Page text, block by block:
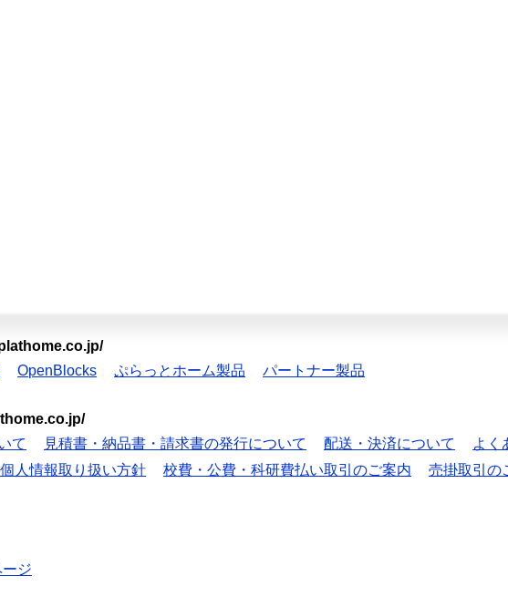
OpenBlocks ぷらっとホーム製品 パートナー製品
て 見積書・納品書・請求書の発行について 配送・決済について
よく
個人情報取り扱い方針 校費・公費・科研費払い取引のご案内 売掛取引の
ジ